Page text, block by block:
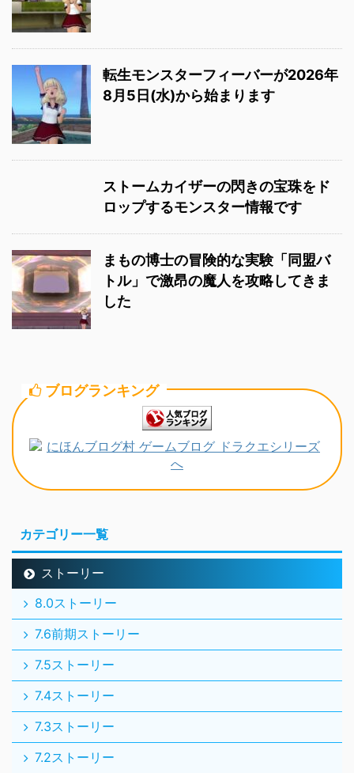
転生モンスターフィーバーが2026年
8月5日(水)から始まります
ストームカイザーの閃きの宝珠をド
ロップするモンスター情報です
まもの博士の冒険的な実験「同盟バ
トル」で激昂の魔人を攻略してきま
した
ブログランキング
カテゴリー一覧
ストーリー
8.0ストーリー
7.6前期ストーリー
7.5ストーリー
7.4ストーリー
7.3ストーリー
7.2ストーリー